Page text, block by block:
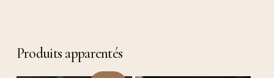
Produits apparentés